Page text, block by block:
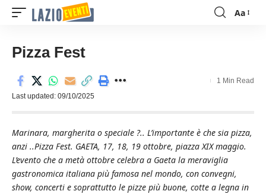
Font
Aa
Pizza Fest
Last updated: 09/10/2025
1 Min Read
Marinara, margherita o speciale ?.. L’importante è che sia pizza,
anzi ..Pizza Fest. GAETA, 17, 18, 19 ottobre, piazza XIX maggio.
L’evento che a metà ottobre celebra a Gaeta la meraviglia
gastronomica italiana più famosa nel mondo, con convegni,
show, concerti e soprattutto le pizze più buone, cotte a legna in